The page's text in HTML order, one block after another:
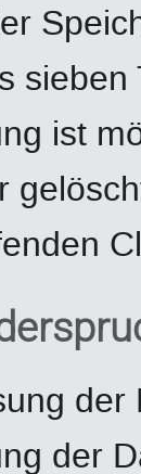
ist
der